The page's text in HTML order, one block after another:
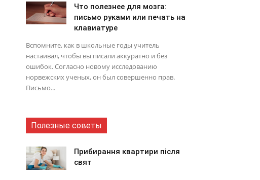
Что полезнее для мозга:
письмо руками или печать на
клавиатуре
Вспомните, как в школьные годы учитель
настаивал, чтобы вы писали аккуратно и без
ошибок. Согласно новому исследованию
норвежских ученых, он был совершенно прав.
Письмо...
Полезные советы
Прибирання квартири після
свят